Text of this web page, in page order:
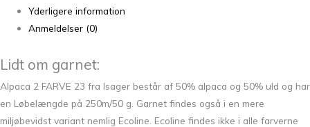
Yderligere information
Anmeldelser (0)
Lidt om garnet:
Alpaca 2 FARVE 23 fra Isager består af 50% alpaca og 50% uld og har
en Løbelængde på 250m/50 g. Garnet findes også i en mere
miljøbevidst variant nemlig Ecoline. Ecoline findes ikke i alle farverne